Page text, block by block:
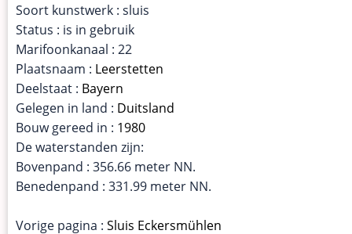
Soort kunstwerk : sluis
Status : is in gebruik
Marifoonkanaal : 22
Plaatsnaam : Leerstetten
Deelstaat : Bayern
Gelegen in land : Duitsland
Bouw gereed in : 1980
De waterstanden zijn:
Bovenpand : 356.66 meter NN.
Benedenpand : 331.99 meter NN.
Vorige pagina : Sluis Eckersmühlen